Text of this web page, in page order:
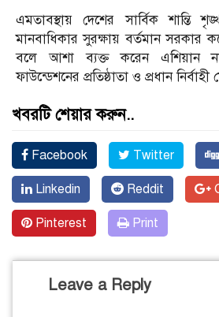
এমতাবস্থায় দেশের সার্বিক শান্তি
মানবাধিকার সুরক্ষায় বর্তমান সরকার
বলে আশা ব‍্যক্ত করেন এশিয়ান
ফাউন্ডেশনের প্রতিষ্ঠাতা ও প্রধান
খবরটি শেয়ার করুন..
Facebook Twitter
Linkedin Reddit
Pinterest Print
Leave a Reply